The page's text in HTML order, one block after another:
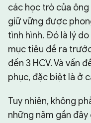
các học trò của
giữ vững được
tình hình. Đó là lý
mục tiêu đề ra
đến 3 HCV. Và vấn
phục, đặc biệt là ở
Tuy nhiên, không
những năm gần